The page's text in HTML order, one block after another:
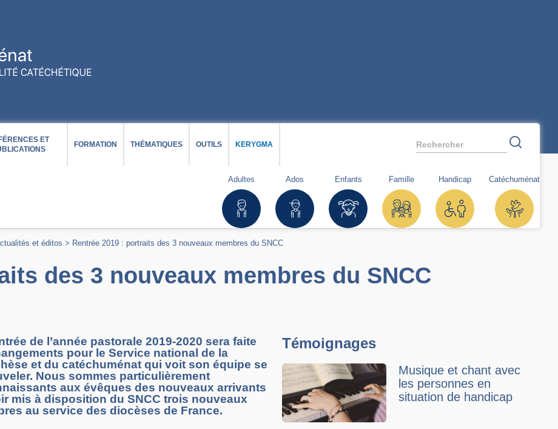
Rechercher
ET
FORMATION THÉMATIQUES OUTILS KERYGMA
Adultes Ados Enfants Famille Handicap Catéchuménat
et éditos > Rentrée 2019 : portraits des 3 nouveaux membres du SNCC
des 3 nouveaux membres du SNCC
de l’année pastorale 2019-2020 sera faite
pour le Service national de la
et du catéchuménat qui voit son équipe se
Nous sommes particulièrement
aux évêques des nouveaux arrivants
mis à disposition du SNCC trois nouveaux
au service des diocèses de France.
Témoignages
Musique et chant avec
les personnes en
situation de handicap